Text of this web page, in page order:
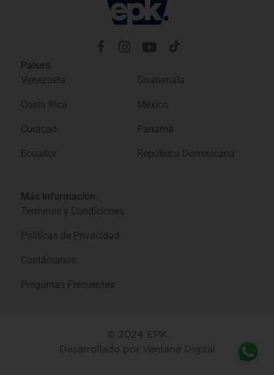
Países
Venezuela
Costa Rica
Curaçao
Ecuador
Guatemala
México
Panamá
República Dominicana
Más información
Términos y Condiciones
Políticas de Privacidad
Contáctanos
Preguntas Frecuentes
© 2024 EPK
Desarrollado por Ventana Digital